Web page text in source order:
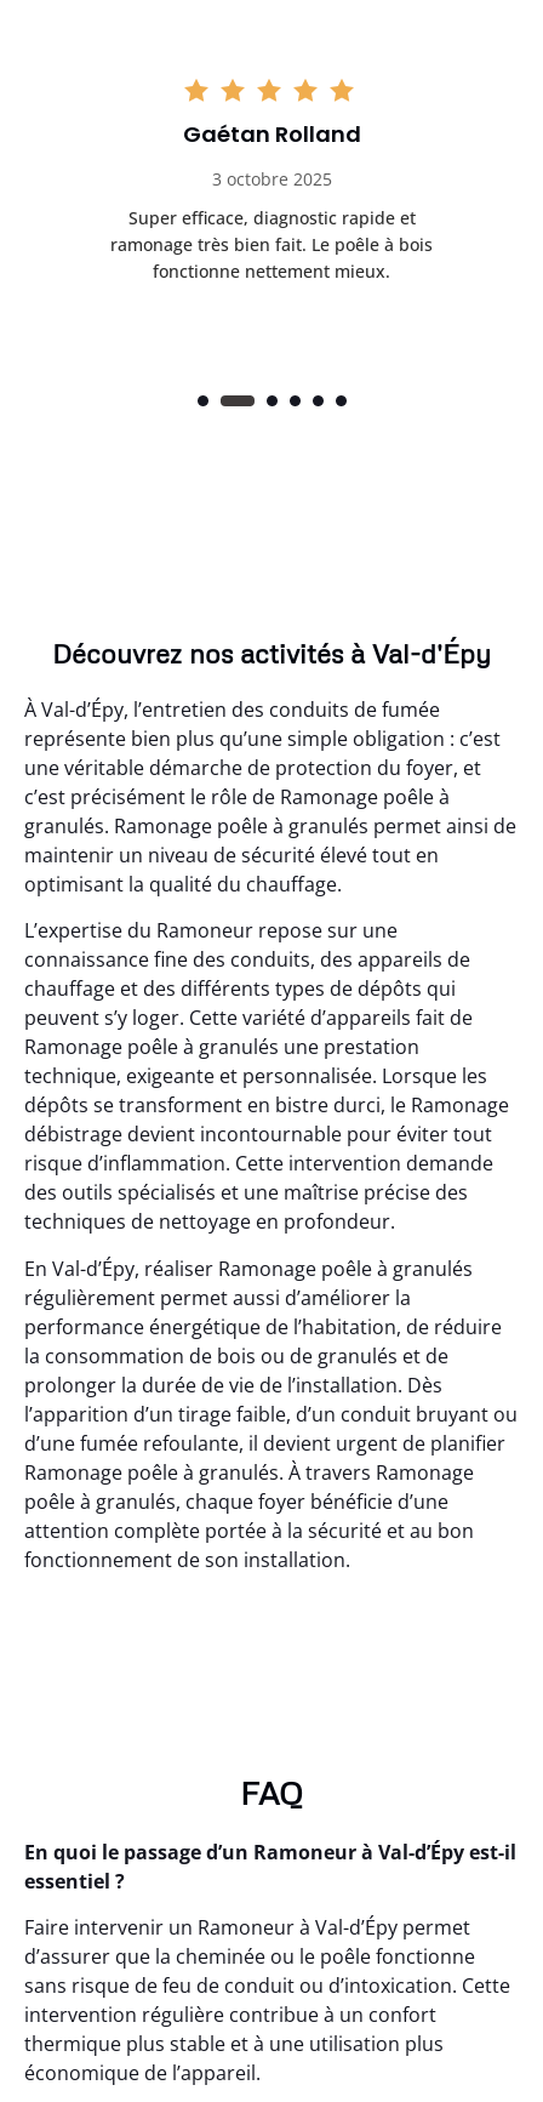
Gaétan Rolland
3 octobre 2025
Super efficace, diagnostic rapide et
ramonage très bien fait. Le poêle à bois
fonctionne nettement mieux.
Découvrez nos activités à Val-d'Épy
À Val-d’Épy, l’entretien des conduits de fumée
représente bien plus qu’une simple obligation : c’est
une véritable démarche de protection du foyer, et
c’est précisément le rôle de Ramonage poêle à
granulés. Ramonage poêle à granulés permet ainsi de
maintenir un niveau de sécurité élevé tout en
optimisant la qualité du chauffage.
L’expertise du Ramoneur repose sur une
connaissance fine des conduits, des appareils de
chauffage et des différents types de dépôts qui
peuvent s’y loger. Cette variété d’appareils fait de
Ramonage poêle à granulés une prestation
technique, exigeante et personnalisée. Lorsque les
dépôts se transforment en bistre durci, le Ramonage
débistrage devient incontournable pour éviter tout
risque d’inflammation. Cette intervention demande
des outils spécialisés et une maîtrise précise des
techniques de nettoyage en profondeur.
En Val-d’Épy, réaliser Ramonage poêle à granulés
régulièrement permet aussi d’améliorer la
performance énergétique de l’habitation, de réduire
la consommation de bois ou de granulés et de
prolonger la durée de vie de l’installation. Dès
l’apparition d’un tirage faible, d’un conduit bruyant ou
d’une fumée refoulante, il devient urgent de planifier
Ramonage poêle à granulés. À travers Ramonage
poêle à granulés, chaque foyer bénéficie d’une
attention complète portée à la sécurité et au bon
fonctionnement de son installation.
FAQ
En quoi le passage d’un Ramoneur à Val-d’Épy est-il
essentiel ?
Faire intervenir un Ramoneur à Val-d’Épy permet
d’assurer que la cheminée ou le poêle fonctionne
sans risque de feu de conduit ou d’intoxication. Cette
intervention régulière contribue à un confort
thermique plus stable et à une utilisation plus
économique de l’appareil.